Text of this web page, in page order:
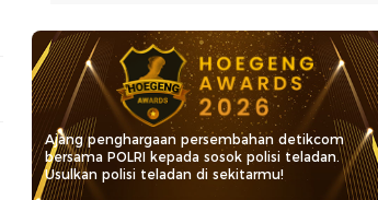
Ajang penghargaan persembahan detikcom
bersama POLRI kepada sosok polisi teladan.
Usulkan polisi teladan di sekitarmu!